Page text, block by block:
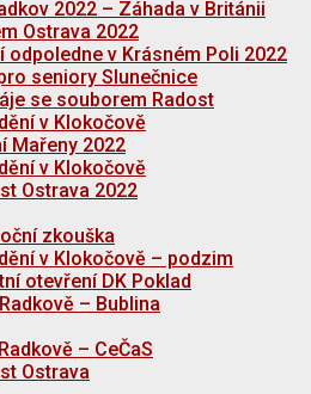
2022 – Záhada v Británii
Ostrava 2022
odpoledne v Krásném Poli 2022
seniory Slunečnice
se souborem Radost
v Klokočově
Mařeny 2022
v Klokočově
Ostrava 2022
zkouška
v Klokočově – podzim
otevření DK Poklad
– Bublina
– CeČaS
Ostrava